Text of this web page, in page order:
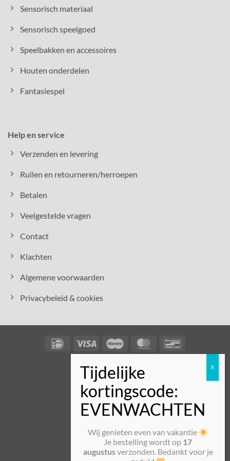
Sensorisch materiaal
Sensorisch speelgoed
Speelbakken en accessoires
Houten onderdelen
Fantasiespel
Help en service
Verzenden en levering
Ruilen en retourneren/herroepen
Betalen
Veelgestelde vragen
Contact
Klachten
Algemene voorwaarden
Privacybeleid & cookies
IDeal Visa Maestro MasterCard
Wij genieten even van vakantie
Je bestelling wordt op 17
augustusverzonden. Bedankt voor je